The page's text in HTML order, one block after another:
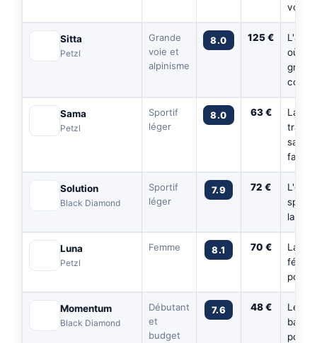
voie
Sitta
Petzl
Grande
voie et
alpinisme
8.0 125 €
où
Sama
Petzl
Sportif
léger
8.0 63 €
La
salle
falaise
Solution
Black Diamond
Sportif
léger
7.9 72 €
la
Luna
Petzl
Femme 8.1 70 €
La
Momentum
Black Diamond
Débutant
et
budget
7.6 48 €
Le
pour